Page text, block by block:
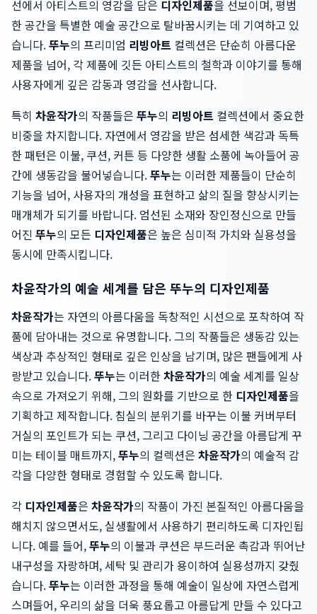
선에서 아티스트의 영감을 담은 디자인제품을 선보이며, 평범
한 공간을 특별한 예술 공간으로 탈바꿈시키는 데 기여하고 있
습니다.뚜누의 프리미엄 리빙아트 컬렉션은 단순히 아름다운
제품을 넘어, 각 제품에 깃든 아티스트의 철학과 이야기를 통해
사용자에게 깊은 감동과 영감을 선사합니다.
특히 차윤작가의 작품들은 뚜누의 리빙아트 컬렉션에서 중요한
비중을 차지합니다. 자연에서 영감을 받은 섬세한 색감과 독특
한 패턴은 이불, 쿠션, 커튼 등 다양한 생활 소품에 녹아들어 공
간에 생동감을 불어넣습니다.뚜누는 이러한 제품들이 단순히
기능을 넘어, 사용자의 개성을 표현하고 삶의 질을 향상시키는
매개체가 되기를 바랍니다. 엄선된 소재와 장인정신으로 만들
어진 뚜누의 모든 디자인제품은 높은 심미적 가치와 실용성을
동시에 만족시킵니다.
차윤작가의 예술 세계를 담은 뚜누의 디자인제품
차윤작가는 자연의 아름다움을 독창적인 시선으로 포착하여 작
품에 담아내는 것으로 유명합니다. 그의 작품들은 생동감 있는
색상과 추상적인 형태로 깊은 인상을 남기며, 많은 팬들에게 사
랑받고 있습니다.뚜누는 이러한차윤작가의 예술 세계를 일상
속으로 가져오기 위해, 그의 원화를 기반으로 한 디자인제품을
기획하고 제작합니다. 침실의 분위기를 바꾸는 이불 커버부터
거실의 포인트가 되는 쿠션, 그리고 다이닝 공간을 아름답게 꾸
미는 테이블 매트까지,뚜누의 컬렉션은 차윤작가의 예술적 감
각을 다양한 형태로 경험할 수 있도록 합니다.
각 디자인제품은 차윤작가의 작품이 가진 본질적인 아름다움을
해치지 않으면서도, 실생활에서 사용하기 편리하도록 디자인됩
니다. 예를 들어,뚜누의 이불과 쿠션은 부드러운 촉감과 뛰어난
내구성을 자랑하며, 세탁 및 관리가 용이하여 실용성까지 갖췄
습니다.뚜누는 이러한 과정을 통해 예술이 일상에 자연스럽게
스며들어, 우리의 삶을 더욱 풍요롭고 아름답게 만들 수 있다고